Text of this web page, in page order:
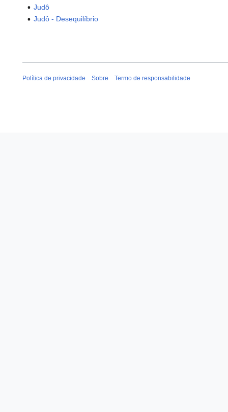
Judô
Judô - Desequilíbrio
Política de privacidade Sobre Termo de responsabilidade